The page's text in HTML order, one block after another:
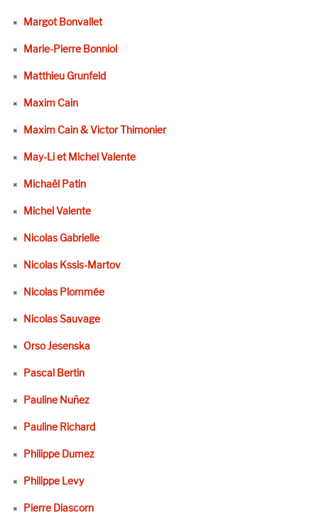
Margot Bonvallet
Marie-Pierre Bonniol
Matthieu Grunfeld
Maxim Cain
Maxim Cain & Victor Thimonier
May-Li et Michel Valente
Michaël Patin
Michel Valente
Nicolas Gabrielle
Nicolas Kssis-Martov
Nicolas Plommée
Nicolas Sauvage
Orso Jesenska
Pascal Bertin
Pauline Nuñez
Pauline Richard
Philippe Dumez
Philippe Levy
Pierre Diascorn